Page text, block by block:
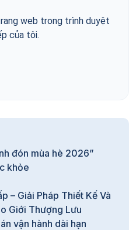
web trong trình duyệt
của tôi.
đón mùa hè 2026”
khỏe
– Giải Pháp Thiết Kế Và
Giới Thượng Lưu
vận hành dài hạn